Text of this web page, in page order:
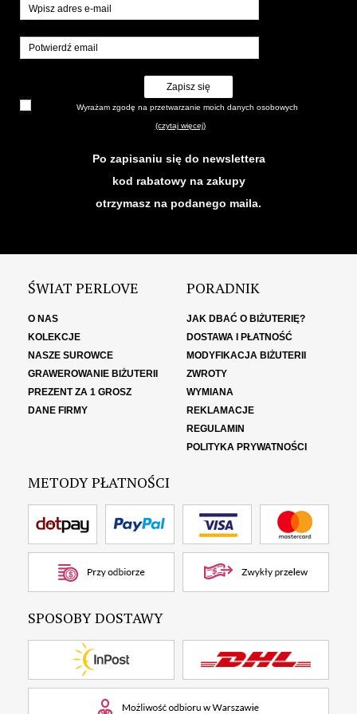
Zapisz się
Wyrażam zgodę na przetwarzanie moich danych osobowych
(czytaj więcej)
Po zapisaniu się do newslettera
kod rabatowy na zakupy
otrzymasz na podanego maila.
ŚWIAT PERLOVE
O NAS
KOLEKCJE
NASZE SUROWCE
GRAWEROWANIE BIŻUTERII
PREZENT ZA 1 GROSZ
DANE FIRMY
PORADNIK
JAK DBAĆ O BIŻUTERIĘ?
DOSTAWA I PŁATNOŚĆ
MODYFIKACJA BIŻUTERII
ZWROTY
WYMIANA
REKLAMACJE
REGULAMIN
POLITYKA PRYWATNOŚCI
METODY PŁATNOŚCI
SPOSOBY DOSTAWY